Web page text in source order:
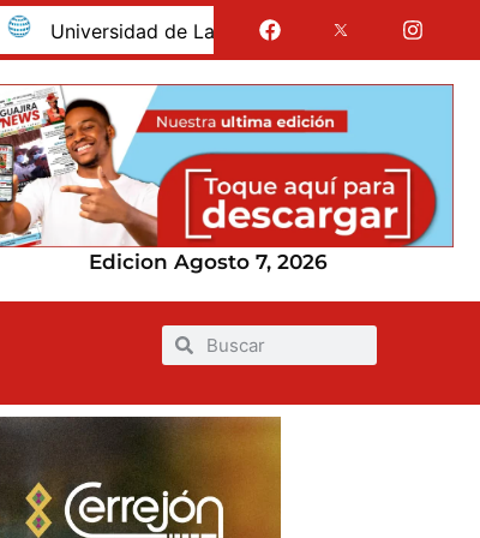
de La Guajira celebró la obtención del
Edicion Agosto 7, 2026